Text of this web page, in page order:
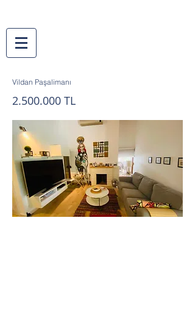
Vildan Paşalimanı
2.500.000 TL